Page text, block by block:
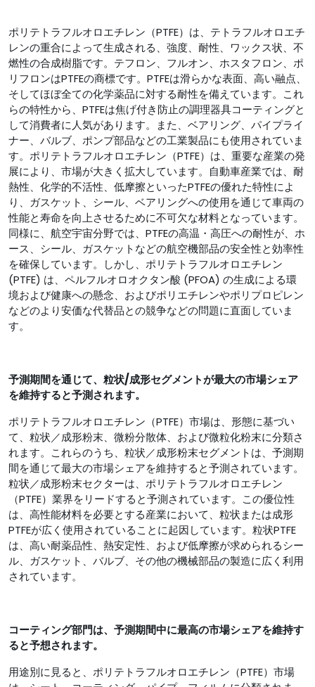
ポリテトラフルオロエチレン（PTFE）は、テトラフルオロエチ
レンの重合によって生成される、強度、耐性、ワックス状、不
燃性の合成樹脂です。テフロン、フルオン、ホスタフロン、ポ
リフロンはPTFEの商標です。PTFEは滑らかな表面、高い融点、
そしてほぼ全ての化学薬品に対する耐性を備えています。これ
らの特性から、PTFEは焦げ付き防止の調理器具コーティングと
して消費者に人気があります。また、ベアリング、パイプライ
ナー、バルブ、ポンプ部品などの工業製品にも使用されていま
す。ポリテトラフルオロエチレン（PTFE）は、重要な産業の発
展により、市場が大きく拡大しています。自動車産業では、耐
熱性、化学的不活性、低摩擦といったPTFEの優れた特性によ
り、ガスケット、シール、ベアリングへの使用を通じて車両の
性能と寿命を向上させるために不可欠な材料となっています。
同様に、航空宇宙分野では、PTFEの高温・高圧への耐性が、ホ
ース、シール、ガスケットなどの航空機部品の安全性と効率性
を確保しています。しかし、ポリテトラフルオロエチレン
(PTFE) は、ペルフルオロオクタン酸 (PFOA) の生成による環
境および健康への懸念、およびポリエチレンやポリプロピレン
などのより安価な代替品との競争などの問題に直面していま
す。
予測期間を通じて、粒状/成形セグメントが最大の市場シェア
を維持すると予測されます。
ポリテトラフルオロエチレン（PTFE）市場は、形態に基づい
て、粒状／成形粉末、微粉分散体、および微粒化粉末に分類さ
れます。これらのうち、粒状／成形粉末セグメントは、予測期
間を通じて最大の市場シェアを維持すると予測されています。
粒状／成形粉末セクターは、ポリテトラフルオロエチレン
（PTFE）業界をリードすると予測されています。この優位性
は、高性能材料を必要とする産業において、粒状または成形
PTFEが広く使用されていることに起因しています。粒状PTFE
は、高い耐薬品性、熱安定性、および低摩擦が求められるシー
ル、ガスケット、バルブ、その他の機械部品の製造に広く利用
されています。
コーティング部門は、 予測期間中に最高の市場シェアを維持す
ると予想されます。
用途別に見ると、ポリテトラフルオロエチレン（PTFE）市場